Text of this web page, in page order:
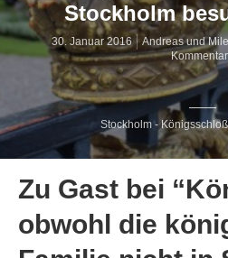
Stockholm -
Stockholm
30. Januar 2016 Andreas und
Zu Gast bei
obwohl die